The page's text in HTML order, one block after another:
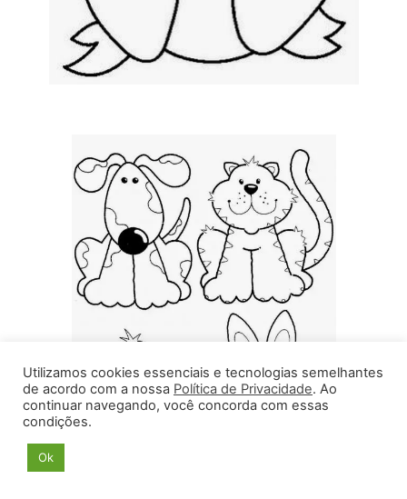
Utilizamos cookies essenciais e tecnologias semelhantes
de acordo com a nossa Política de Privacidade. Ao
continuar navegando, você concorda com essas
condições.
Ok